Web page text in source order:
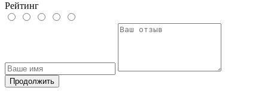
Рейтинг
Продолжить